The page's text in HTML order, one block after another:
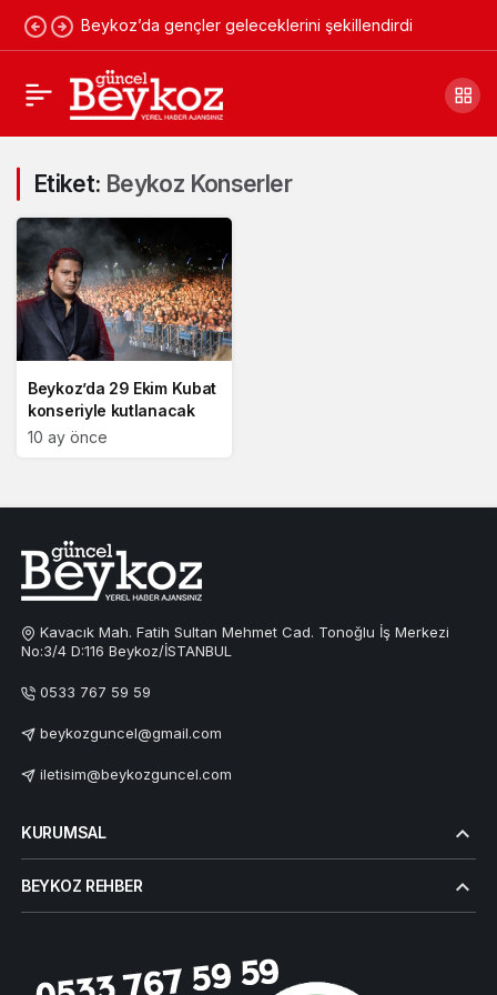
Beykoz’da gençler geleceklerini şekillendirdi
Etiket: Beykoz Konserler
Beykoz’da 29 Ekim Kubat
konseriyle kutlanacak
10 ay önce
Kavacık Mah. Fatih Sultan Mehmet Cad. Tonoğlu İş Merkezi
No:3/4 D:116 Beykoz/İSTANBUL
0533 767 59 59
beykozguncel@gmail.com
iletisim@beykozguncel.com
KURUMSAL
BEYKOZ REHBER